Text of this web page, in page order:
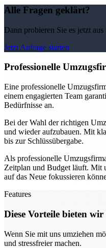
Alle Fragen geklärt?
Dann probieren Sie es jetzt
Jetzt Anfrage starten
Professionelle
Eine professionelle
einem engagierten Team
Bedürfnisse an.
Bei der Wahl der richtigen
und wieder aufzubauen. Mit
bis zur Schlüssübergabe.
Als professionelle
Zeitplan und Budget läuft. Mit
auf das Neue fokussieren
Features
Diese Vorteile bieten
Wenn Sie mit uns umziehen
und stressfreier machen.